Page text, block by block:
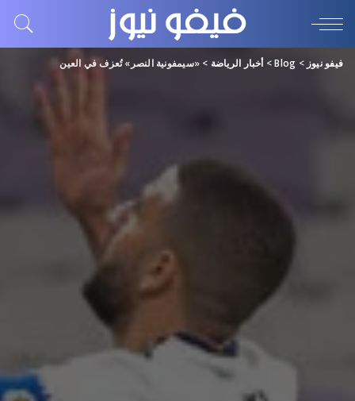
فيفو نيوز >
Blog
> أخبار الرياضة > «سيمفونية النصر» تُعزف في العين